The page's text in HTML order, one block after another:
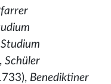
Studium
Schüler
Benediktiner